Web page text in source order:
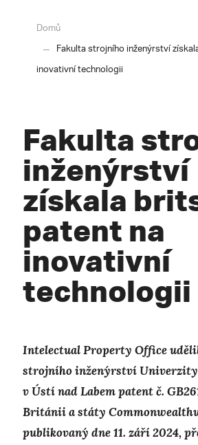
Domů
Fakulta strojního inženýrství
inovativní technologii
Fakulta
inženýrství
získala
patent na
inovativní
technologii
Intelectual Property Office
strojního inženýrství Univerzity
v Ústí nad Labem patent č.
Británii a státy
publikovaný dne 11. září 2024,